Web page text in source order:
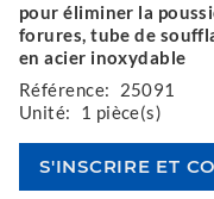
pour éliminer la
forures, tube de
en acier inoxydable
Référence:
25091
Unité:
1 pièce(s)